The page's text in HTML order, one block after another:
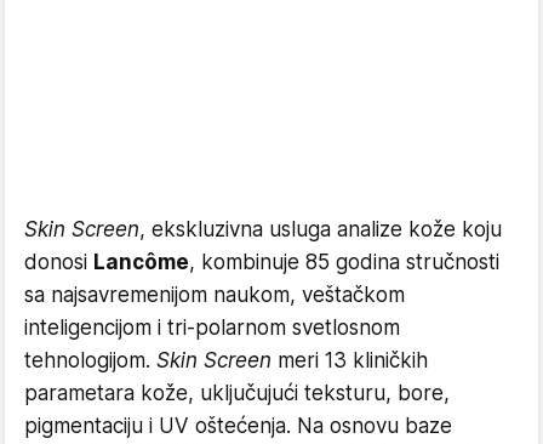
Skin Screen, ekskluzivna usluga analize kože koju
donosi Lancôme, kombinuje 85 godina stručnosti
sa najsavremenijom naukom, veštačkom
inteligencijom i tri-polarnom svetlosnom
tehnologijom. Skin Screen meri 13 kliničkih
parametara kože, uključujući teksturu, bore,
pigmentaciju i UV oštećenja. Na osnovu baze